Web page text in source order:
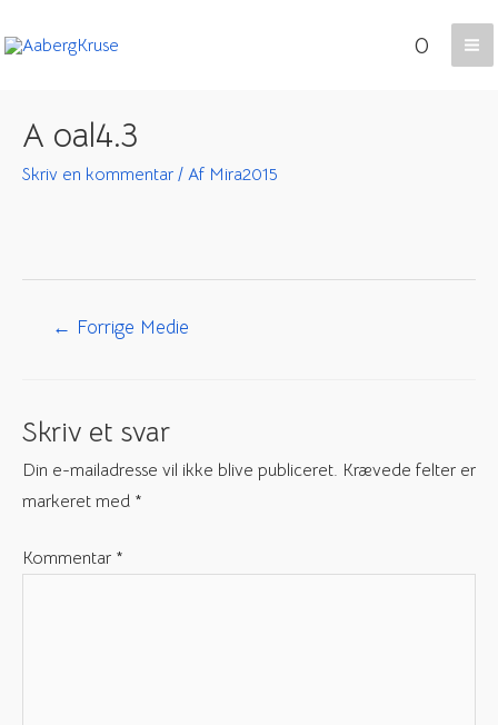
til
0
A oal4.3
Skriv en kommentar / Af Mira2015
Indlægsnavigation
← Forrige Medie
Skriv et svar
Din e-mailadresse vil ikke blive publiceret. Krævede felter er
markeret med *
Kommentar *